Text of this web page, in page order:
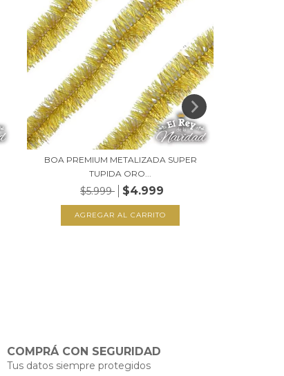
BOA PREMIUM METALIZADA SUPER
TUPIDA ORO...
$5.999 $4.999
COMPRÁ CON SEGURIDAD
Tus datos siempre protegidos